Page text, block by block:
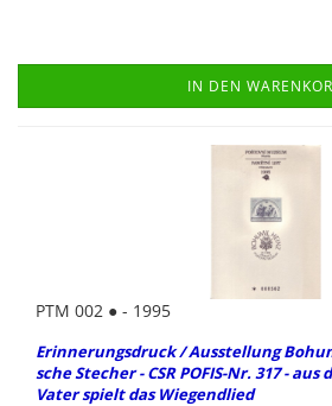
IN DEN
PTM 002 ● - 1995
Er­in­ne­rungs­druck / Aus­stel­lung
sche Ste­cher - CSR POFIS-​Nr. 317 -
Vater spielt das Wie­gend­lied